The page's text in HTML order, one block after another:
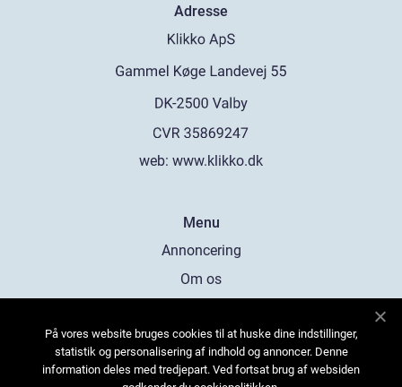
Adresse
web: www.klikko.dk
Menu
Annoncering
Om os
Kontakt os
Sitemap
På vores website bruges cookies til at huske dine indstillinger,
statistik og personalisering af indhold og annoncer. Denne
information deles med tredjepart. Ved fortsat brug af websiden